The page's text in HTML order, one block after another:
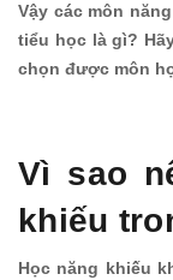
Vậy các môn
tiểu học là gì?
chọn được môn
Vì sao
khiếu
Học năng khiếu